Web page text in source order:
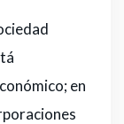
en